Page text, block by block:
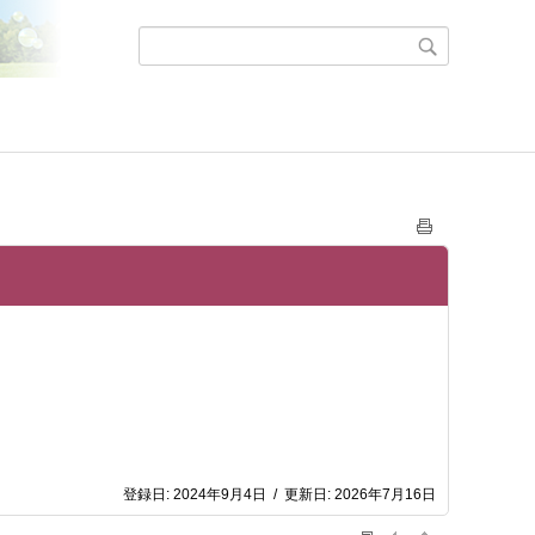
登録日: 2024年9月4日 / 更新日: 2026年7月16日